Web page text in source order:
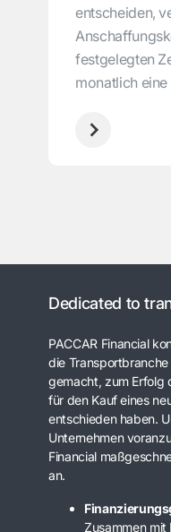
entscheiden,
festgelegten
monatlich
Dedicated to
PACCAR Financial
die
gemacht, zum Erfolg
für den Kauf eines
entschieden haben.
Unternehmen
Financial
an.
Zusammen mit